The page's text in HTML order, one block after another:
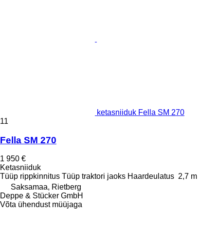
ketasniiduk Fella SM 270
11
Fella SM 270
1 950 €
Ketasniiduk
Tüüp rippkinnitus Tüüp traktori jaoks Haardeulatus 2,7 m
Saksamaa, Rietberg
Deppe & Stücker GmbH
Võta ühendust müüjaga